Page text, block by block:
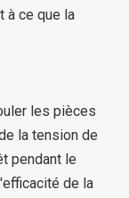
à ce que la
les pièces
la tension de
pendant le
de la